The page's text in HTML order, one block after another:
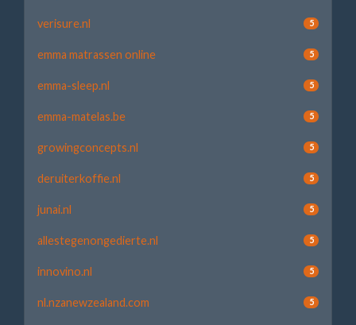
verisure.nl 5
emma matrassen online 5
emma-sleep.nl 5
emma-matelas.be 5
growingconcepts.nl 5
deruiterkoffie.nl 5
junai.nl 5
allestegenongedierte.nl 5
innovino.nl 5
nl.nzanewzealand.com 5